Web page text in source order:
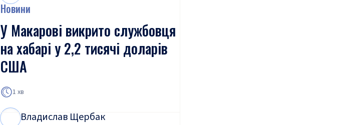
Новини
У Макарові викрито службовця
на хабарі у 2,2 тисячі доларів
США
1 хв
Владислав Щербак